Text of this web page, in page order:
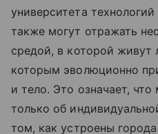
университета
также могут отражать
средой, в которой живут
которым эволюционно
и тело. Это означает,
только об
том, как устроены